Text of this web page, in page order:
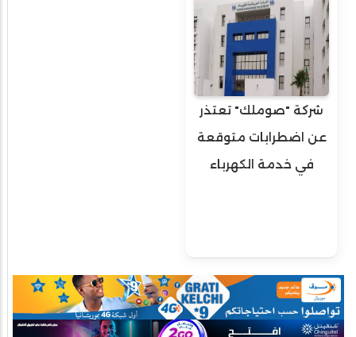
شركة "صوملك" تعتذر
عن اضطرابات متوقعة
في خدمة الكهرباء